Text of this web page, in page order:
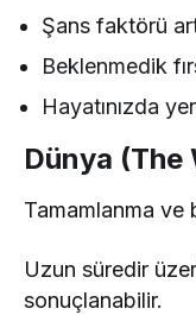
Şans faktörü
Beklenmedik
Hayatınızda
Dünya (The
Tamamlanma ve
Uzun süredir
sonuçlanabilir.